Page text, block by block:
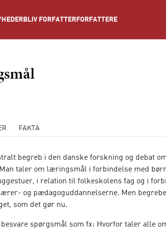
BLIV FORFATTER FORFATTERE
FAKTA
begreb i den danske forskning og debat
taler om læringsmål i forbindelse med
i relation til folkeskolens fag og i
og pædagoguddannelserne. Men
som det gør nu.
spørgsmål som fx: Hvorfor taler alle